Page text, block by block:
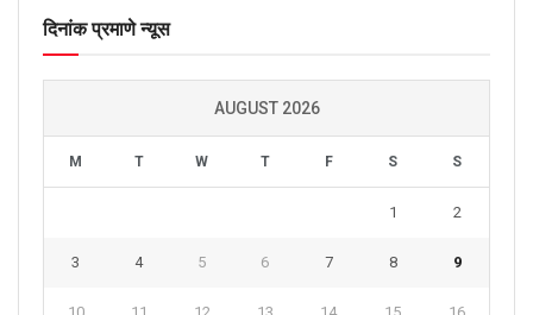
दिनांक प्रमाणे न्यूस
AUGUST 2026
M T W T F S S
1 2
3 4 5 6 7 8 9